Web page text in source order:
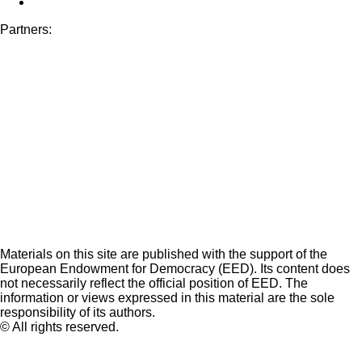
Partners:
Materials on this site are published with the support of the
European Endowment for Democracy (EED). Its content does
not necessarily reflect the official position of EED. The
information or views expressed in this material are the sole
responsibility of its authors.
© All rights reserved.